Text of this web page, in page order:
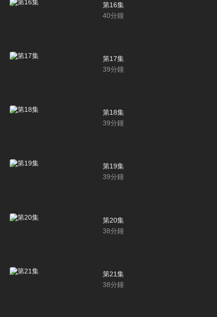
第16集
40分鐘
第17集
39分鐘
第18集
39分鐘
第19集
39分鐘
第20集
38分鐘
第21集
38分鐘